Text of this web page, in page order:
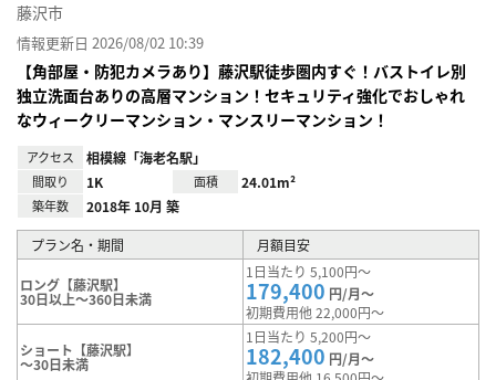
藤沢市
情報更新日 2026/08/02 10:39
【角部屋・防犯カメラあり】藤沢駅徒歩圏内すぐ！バストイレ別
独立洗面台ありの高層マンション！セキュリティ強化でおしゃれ
なウィークリーマンション・マンスリーマンション！
アクセス 相模線「海老名駅」
間取り 1K 面積 24.01m²
築年数 2018年 10月 築
プラン名・期間 月額目安
ロング【藤沢駅】
30日以上～360日未満
1日当たり 5,100円～
179,400 円/月～
初期費用他 22,000円～
ショート【藤沢駅】
～30日未満
1日当たり 5,200円～
182,400 円/月～